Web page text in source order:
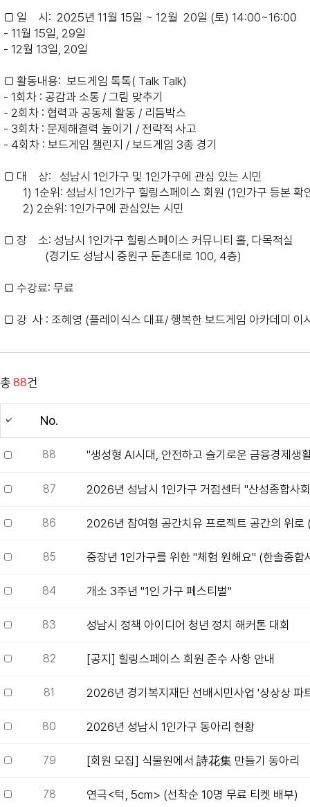
□ 일 시: 2025년 11월 15일 ~ 12월 20일 (토) 14:00~16:00
- 11월 15일, 29일
- 12월 13일, 20일
□ 활동내용: 보드게임 톡톡( Talk Talk)
- 1회차 : 공감과 소통 / 그림 맞추기
- 2회차 : 협력과 공동체 활동 / 리듬박스
- 3회차 : 문제해결력 높이기 / 전략적 사고
- 4회차 : 보드게임 챌린지 / 보드게임 3종 경기
□ 대 상: 성남시 1인가구 및 1인가구에 관심 있는 시민
1) 1순위: 성남시 1인가구 힐링스페이스 회원 (1인가구 등본 확
2) 2순위: 1인가구에 관심있는 시민
□ 장 소: 성남시 1인가구 힐링스페이스 커뮤니티 홀, 다목적실
(경기도 성남시 중원구 둔촌대로 100, 4층)
□ 수강료: 무료
□ 강 사 : 조혜영 (플레이식스 대표/ 행복한 보드게임 아카데미 이
총 88건
No.
88 "생성형 AI시대, 안전하고 슬기로운 금융경제생
87 2026년 성남시 1인가구 거점센터 "산성종합사
86 2026년 참여형 공간치유 프로젝트 공간의 위로
85 중장년 1인가구를 위한 "체험 원해요" (한솔종합
84 개소 3주년 "1인 가구 페스티벌"
83 성남시 정책 아이디어 청년 정치 해커톤 대회
82 [공지] 힐링스페이스 회원 준수 사항 안내
81 2026년 경기복지재단 선배시민사업 '상상상 파
80 2026년 성남시 1인가구 동아리 현황
79 [회원 모집] 식물원에서 詩花集 만들기 동아리
78 연극<턱, 5cm> (선착순 10명 무료 티켓 배부)